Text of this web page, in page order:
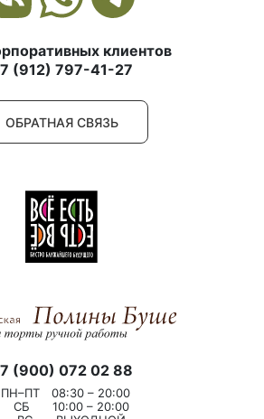
клиентов
(912) 797-41-27
ОБРАТНАЯ СВЯЗЬ
(900) 072 02 88
ПН–ПТ
08:30 – 20:00
СБ
10:00 – 20:00